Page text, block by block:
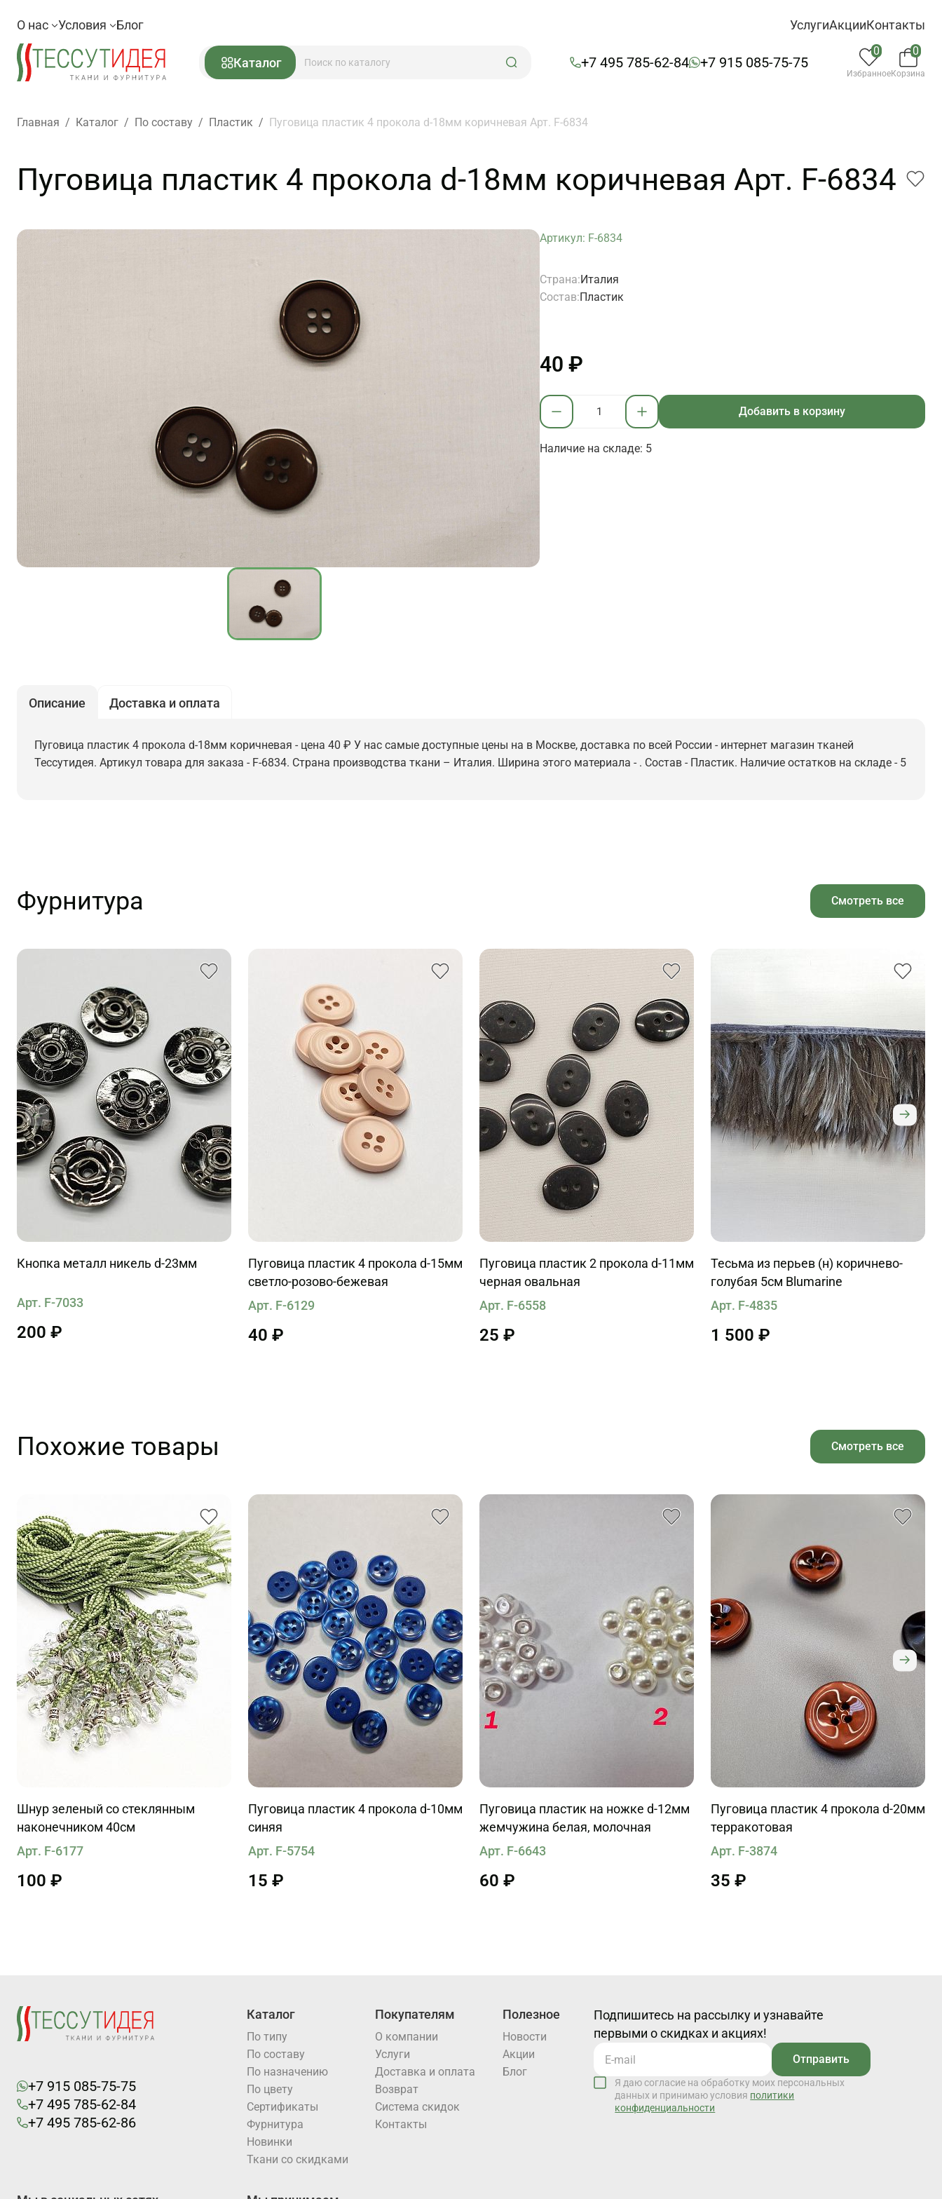
О нас Условия Блог УслугиАкцииКонтакты
Каталог +7 495 785-62-84 +7 915 085-75-75
0
Избранное
0
Корзина
Главная / Каталог / По составу / Пластик / Пуговица пластик 4 прокола d-18мм коричневая Арт. F-6834
Пуговица пластик 4 прокола d-18мм коричневая Арт. F-6834
Артикул: F-6834
Страна:Италия
Состав:Пластик
40 ₽
Добавить в корзину
Наличие на складе: 5
Описание Доставка и оплата
Пуговица пластик 4 прокола d-18мм коричневая - цена 40 ₽ У нас самые доступные цены на в Москве, доставка по всей России - интернет магазин тканей
Тессутидея. Артикул товара для заказа - F-6834. Страна производства ткани – Италия. Ширина этого материала - . Состав - Пластик. Наличие остатков на складе - 5
Фурнитура Смотреть все
Кнопка металл никель d-23мм
Арт. F-7033
200 ₽
Пуговица пластик 4 прокола d-15мм
светло-розово-бежевая
Арт. F-6129
40 ₽
Пуговица пластик 2 прокола d-11мм
черная овальная
Арт. F-6558
25 ₽
Тесьма из перьев (н) коричнево-
голубая 5см Blumarine
Арт. F-4835
1 500 ₽
Похожие товары Смотреть все
Шнур зеленый со стеклянным
наконечником 40см
Арт. F-6177
100 ₽
Пуговица пластик 4 прокола d-10мм
синяя
Арт. F-5754
15 ₽
Пуговица пластик на ножке d-12мм
жемчужина белая, молочная
Арт. F-6643
60 ₽
Пуговица пластик 4 прокола d-20мм
терракотовая
Арт. F-3874
35 ₽
+7 915 085-75-75
+7 495 785-62-84
+7 495 785-62-86
Каталог
По типу
По составу
По назначению
По цвету
Cертификаты
Фурнитура
Новинки
Ткани со скидками
Покупателям
О компании
Услуги
Доставка и оплата
Возврат
Система скидок
Контакты
Полезное
Новости
Акции
Блог
Подпишитесь на рассылку и узнавайте
первыми о скидках и акциях!
Отправить
Я даю согласие на обработку моих персональных
данных и принимаю условия политики
конфиденциальности